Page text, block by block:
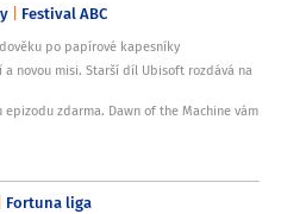
Festival ABC
po papírové kapesníky
novou misi. Starší díl Ubisoft rozdává na
zdarma. Dawn of the Machine vám
Fortuna liga